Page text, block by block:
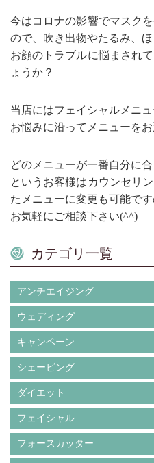
今はコロナの影響でマスク
ので、吹き出物やたるみ、
お顔のトラブルに悩まされ
ょうか？
当店にはフェイシャルメニ
お悩みに沿ってメニューをお
どのメニューが一番自分に
というお客様はカウンセリ
たメニューに変更も可能で
お気軽にご相談下さい(^^)
カテゴリ一覧
アンチエイジング
ウェディング
キャンペーン
シェービング
ダイエット
フェイシャル
フォースカッター